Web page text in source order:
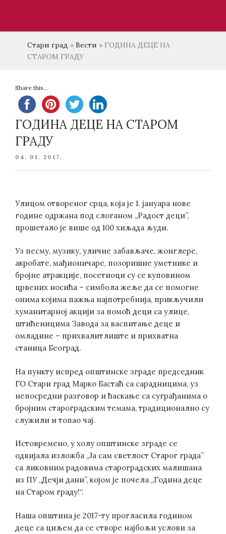
Стари град » Вести » ГОДИНА ДЕЦЕ НА
СТАРОМ ГРАДУ
Share this...
ГОДИНА ДЕЦЕ НА СТАРОМ
ГРАДУ
POSTED
04. 01. 2017.
Улицом отвореног срца, која је 1. јануара нове
године одржана под слоганом „Радост деци”,
прошетало је више од 100 хиљада људи.
Уз песму, музику, уличне забављаче, жонглере,
акробате, мађионичаре, позоришне уметнике и
бројне атракције, посетиоци су се куповином
црвених носића – симбола жеље да се помогне
онима којима пажња најпотребнија, прикључили
хуманитарној акцији за помоћ деци са улице,
штићеницима Завода за васпитање деце и
омладине – прихвалитлиште и прихватна
станица Београд.
На пункту испред општинске зграде председник
ГО Стари град Марко Бастаћ са сарадницима, уз
непосредни разговор и ћаскање са суграђанима о
бројним староградским темама, традиционално су
служили и топао чај.
Истовремено, у холу општинске зграде се
одвијала изложба „Ја сам светлост Старог града”
са ликовним радовима староградских малишана
из ПУ „Дечји дани”, којом је почела „Година деце
на Старом граду!“.
Наша општина је 2017-ту прогласила годином
деце са циљем да се створе најбољи услови за